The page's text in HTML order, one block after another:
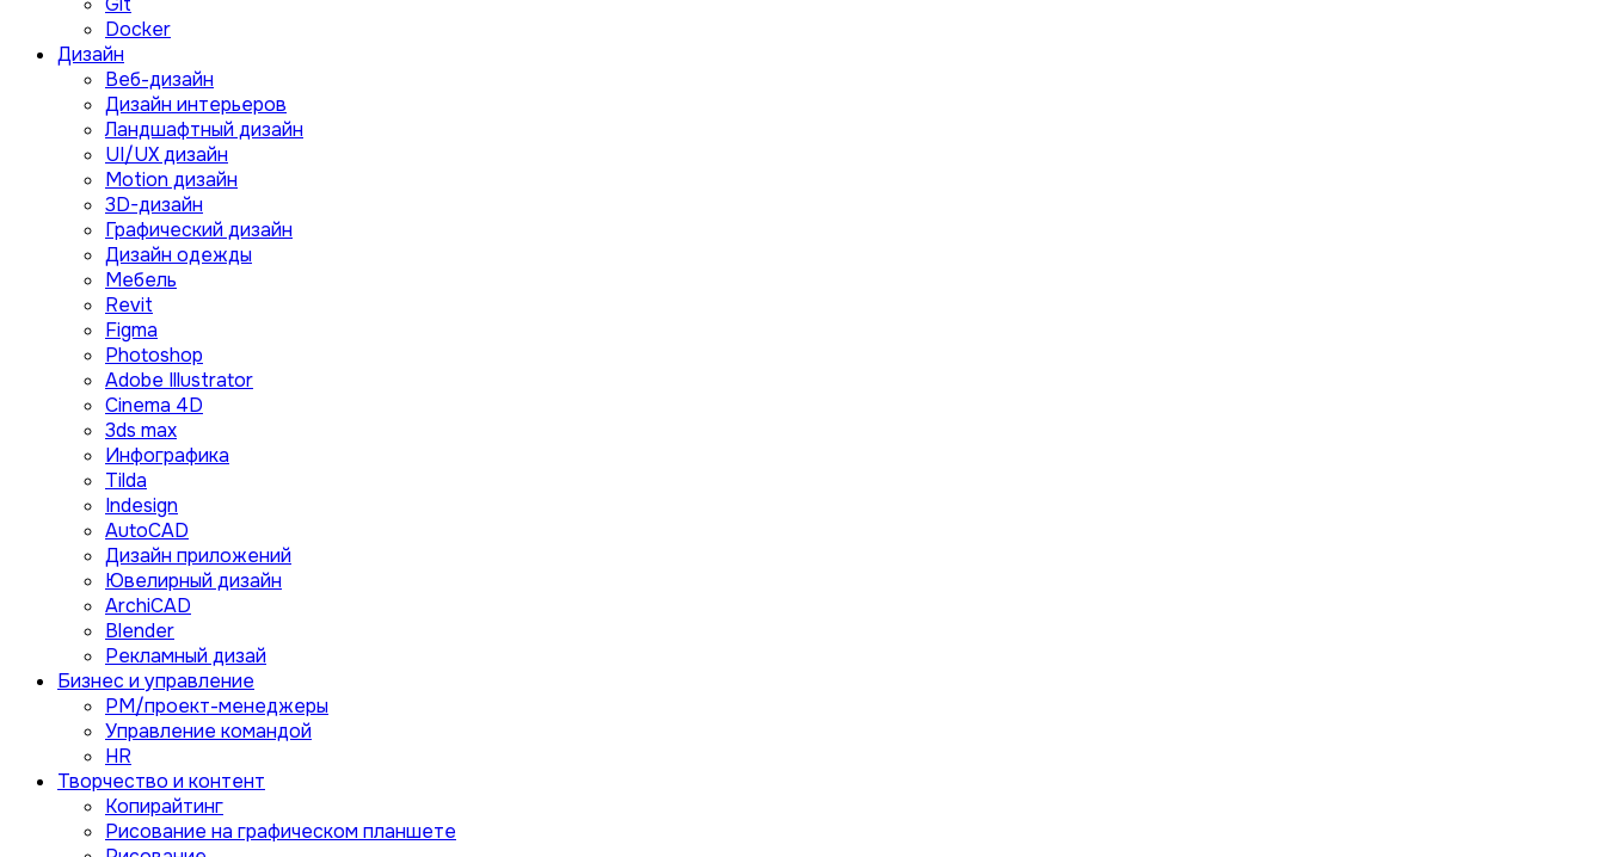
Docker
Дизайн
Веб-дизайн
Дизайн интерьеров
Ландшафтный дизайн
UI/UX дизайн
Motion дизайн
3D-дизайн
Графический дизайн
Дизайн одежды
Мебель
Revit
Figma
Photoshop
Adobe Illustrator
Сinema 4D
3ds max
Инфографика
Tilda
Indesign
AutoCAD
Дизайн приложений
Ювелирный дизайн
ArchiCAD
Blender
Рекламный дизай
Бизнес и управление
PM/проект-менеджеры
Управление командой
HR
Творчество и контент
Копирайтинг
Рисование на графическом планшете